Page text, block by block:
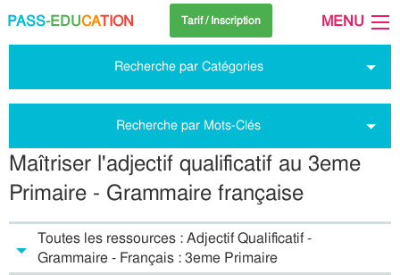
PASS-EDUCATION Tarif / Inscription MENU
Recherche par Catégories
Recherche par Mots-Clés
Maîtriser l'adjectif qualificatif au 3eme
Primaire - Grammaire française
Toutes les ressources : Adjectif Qualificatif -
Grammaire - Français : 3eme Primaire